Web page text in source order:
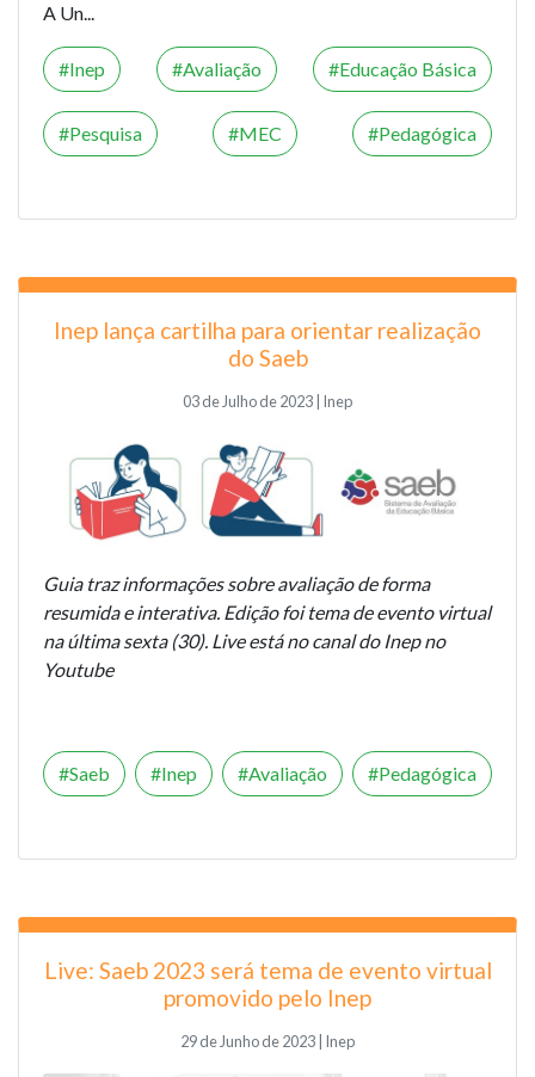
A Un...
Inep Avaliação Educação Básica
Pesquisa MEC Pedagógica
Inep lança cartilha para orientar realização
do Saeb
03 de Julho de 2023 | Inep
Guia traz informações sobre avaliação de forma
resumida e interativa. Edição foi tema de evento virtual
na última sexta (30). Live está no canal do Inep no
Youtube
Saeb Inep Avaliação Pedagógica
Live: Saeb 2023 será tema de evento virtual
promovido pelo Inep
29 de Junho de 2023 | Inep